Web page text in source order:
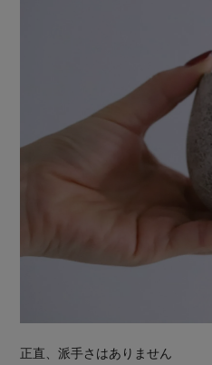
正直、派手さはありません